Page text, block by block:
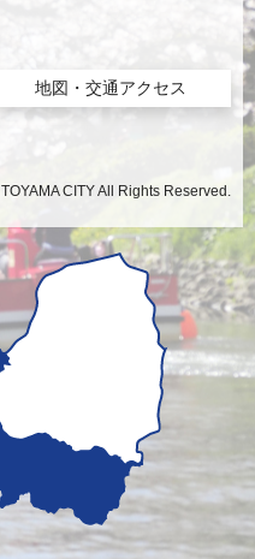
地図・交通アクセス
CITY All Rights Reserved.